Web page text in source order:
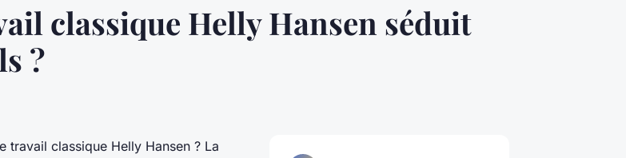
classique Helly Hansen séduit
?
classique Helly Hansen ? La